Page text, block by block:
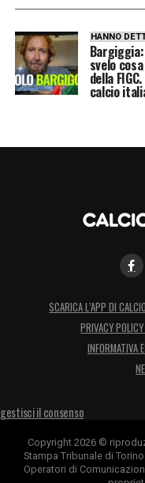
HANNO
svelo
della
calcio
SCARICA L’APP DI
PRIVACY
INFORMATIVA
gestisci il consenso
Copyright 2026 ©
Stampa Tribunale di
Operatori di